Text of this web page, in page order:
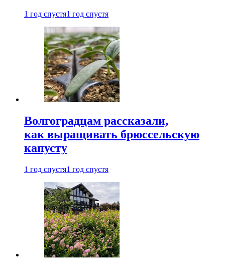
1 год спустя1 год спустя
Волгоградцам рассказали,
как выращивать брюссельскую
капусту
1 год спустя1 год спустя